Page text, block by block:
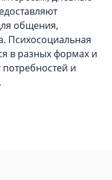
общения,
Психосоциальная
в разных формах и
потребностей и